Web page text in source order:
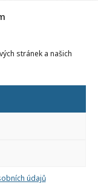
stránek a našich
údajů
institut ČR